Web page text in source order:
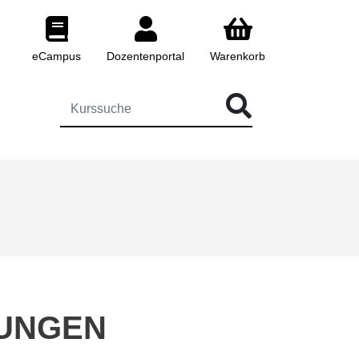
eCampus Dozentenportal Warenkorb